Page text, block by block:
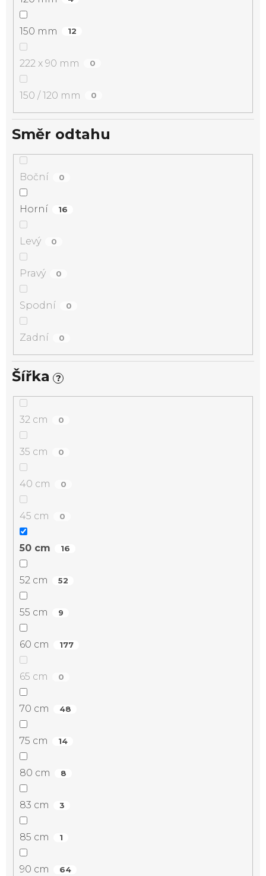
150 mm 12
222 x 90 mm 0
150 / 120 mm 0
Směr odtahu
Boční 0
Horní 16
Levý 0
Pravý 0
Spodní 0
Zadní 0
Šířka ?
32 cm 0
35 cm 0
40 cm 0
45 cm 0
50 cm 16
52 cm 52
55 cm 9
60 cm 177
65 cm 0
70 cm 48
75 cm 14
80 cm 8
83 cm 3
85 cm 1
90 cm 64